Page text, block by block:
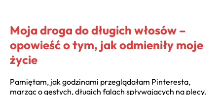
Moja droga do długich włosów –
opowieść o tym, jak odmieniły moje
życie
Pamiętam, jak godzinami przeglądałam Pinteresta,
marząc o gęstych, długich falach spływających na plecy.